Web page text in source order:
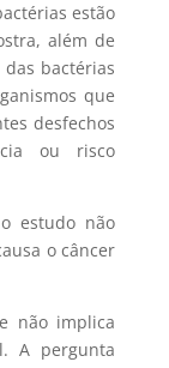
estão
além de
bactérias
que
desfechos
ou risco
estudo não
o câncer
não implica
A pergunta